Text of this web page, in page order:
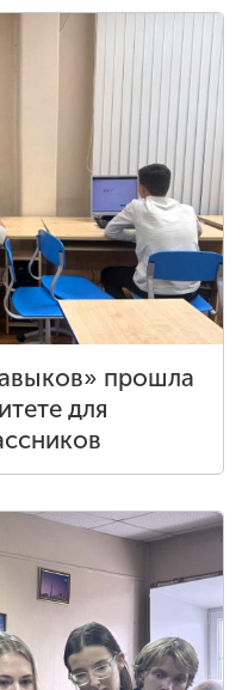
прошла
для